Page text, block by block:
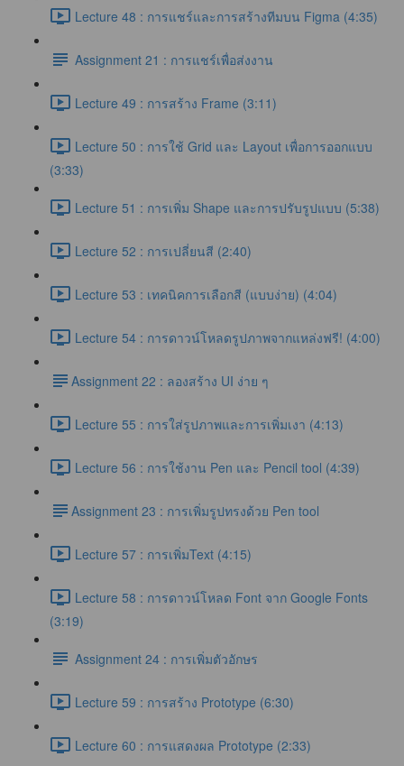
Lecture 48 : การแชร์และการสร้างทีมบน Figma (4:35)
Assignment 21 : การแชร์เพื่อส่งงาน
Lecture 49 : การสร้าง Frame (3:11)
Lecture 50 : การใช้ Grid และ Layout เพื่อการออกแบบ
(3:33)
Lecture 51 : การเพิ่ม Shape และการปรับรูปแบบ (5:38)
Lecture 52 : การเปลี่ยนสี (2:40)
Lecture 53 : เทคนิคการเลือกสี (แบบง่าย) (4:04)
Lecture 54 : การดาวน์โหลดรูปภาพจากแหล่งฟรี! (4:00)
​Assignment 22 : ลองสร้าง UI ง่าย ๆ
Lecture 55 : การใส่รูปภาพและการเพิ่มเงา (4:13)
Lecture 56 : การใช้งาน Pen และ Pencil tool (4:39)
​Assignment 23 : การเพิ่มรูปทรงด้วย Pen tool
Lecture 57 : การเพิ่มText (4:15)
Lecture 58 : การดาวน์โหลด Font จาก Google Fonts
(3:19)
Assignment 24 : การเพิ่มตัวอักษร
Lecture 59 : การสร้าง Prototype (6:30)
Lecture 60 : การแสดงผล Prototype (2:33)